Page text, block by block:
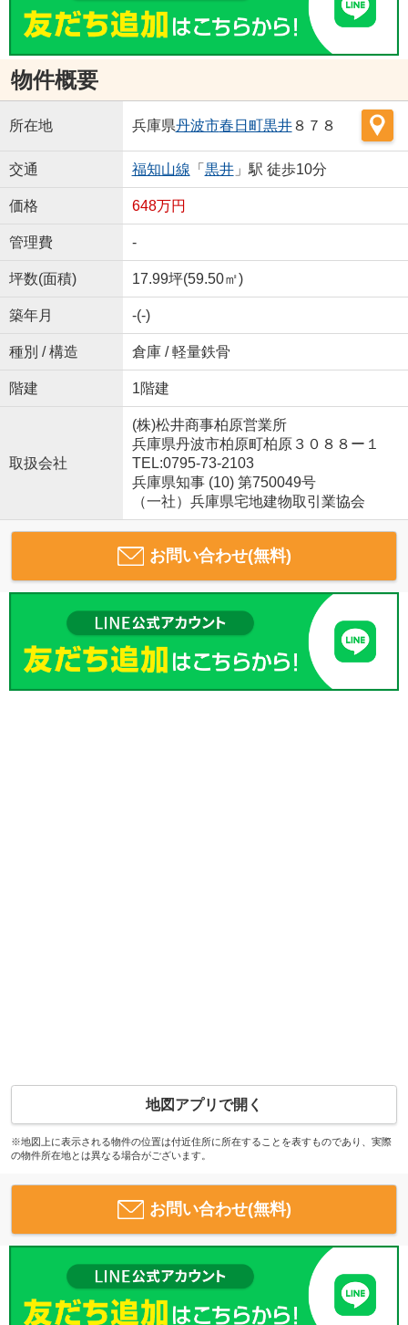
物件概要
所在地 兵庫県丹波市春日町黒井８７８
交通 福知山線 「 黒井」駅 徒歩10分
価格 648万円
管理費 -
坪数(面積) 17.99坪(59.50㎡)
築年月 -(-)
種別 / 構造 倉庫 / 軽量鉄骨
階建 1階建
取扱会社
(株)松井商事柏原営業所
兵庫県丹波市柏原町柏原３０８８ー１
TEL:0795-73-2103
兵庫県知事 (10) 第750049号
（一社）兵庫県宅地建物取引業協会
お問い合わせ(無料)
地図アプリで開く
※地図上に表示される物件の位置は付近住所に所在することを表すものであり、実際
の物件所在地とは異なる場合がございます。
お問い合わせ(無料)